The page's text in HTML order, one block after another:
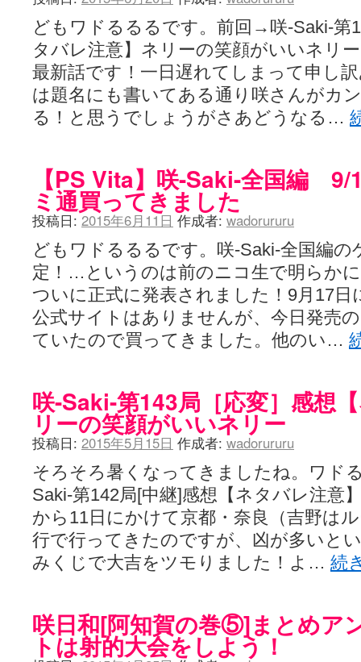
どもワドるるるです。前回→咲-Saki-第
タバレ注意】ネリーの笑顔がいいネリ
最新話です！一日遅れてしまって申し
は題名にも書いてある通り咲さんがカ
る！と思うでしょうがさあどうなる…
【PS Vita】咲-Saki-全国編
ミ通買ってきました
投稿日: 2015年6月11日 作成者: wadorururu
どもワドるるるです。咲-Saki-全国編の
定！…というのは前のニコ生で明らか
ついに正式に発表されました！9月17日
公式サイトはありませんが、今日発売
ていたので買ってきました。他のい…
咲-Saki-第143局［応変］感想
リーの笑顔がいいネリー
投稿日: 2015年5月15日 作成者: wadorururu
そろそろ暑くなってきましたね。ワド
Saki-第142局[中継]感想【ネタバレ注意
から11日にかけて京都・奈良（吉野は
行で行ってきたのですが、凶が多いと
みくじで大吉をツモりました！よ… 続
咲日和[阿知賀の巻⑤]まとめア
トは射的大会をしよう！